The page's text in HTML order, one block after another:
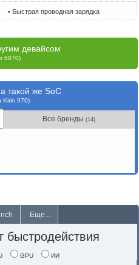
• Быстрая проводная зарядка
девайсом
6070)
такой же SoC
Kirin 970)
Все бренды(14)
Еще...
быстродействия
GPU ИИ